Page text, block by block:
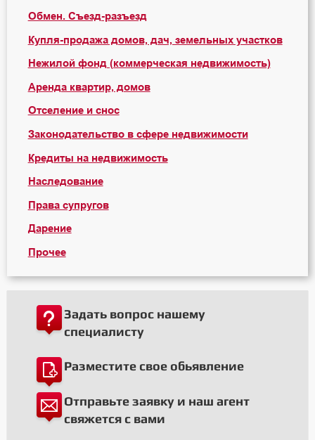
Обмен. Съезд-разъезд
Купля-продажа домов, дач, земельных участков
Нежилой фонд (коммерческая недвижимость)
Аренда квартир, домов
Отселение и снос
Законодательство в сфере недвижимости
Кредиты на недвижимость
Наследование
Права супругов
Дарение
Прочее
Задать вопрос нашему
специалисту
Разместите свое обьявление
Отправьте заявку и наш агент
свяжется с вами